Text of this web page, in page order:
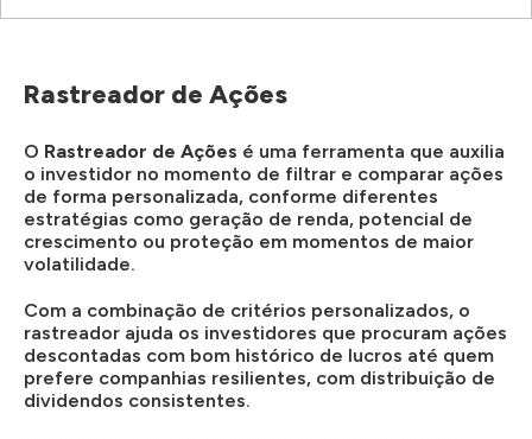
Rastreador de Ações
O Rastreador de Ações é uma ferramenta que auxilia
o investidor no momento de filtrar e comparar ações
de forma personalizada, conforme diferentes
estratégias como geração de renda, potencial de
crescimento ou proteção em momentos de maior
volatilidade.
Com a combinação de critérios personalizados, o
rastreador ajuda os investidores que procuram ações
descontadas com bom histórico de lucros até quem
prefere companhias resilientes, com distribuição de
dividendos consistentes.